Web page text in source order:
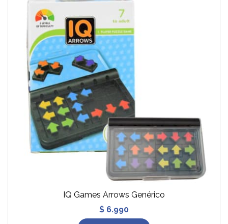
IQ Games Arrows Genérico
$ 6.990